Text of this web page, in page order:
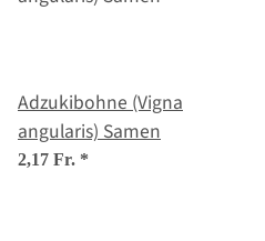
Adzukibohne (Vigna
angularis) Samen
2,17 Fr. *